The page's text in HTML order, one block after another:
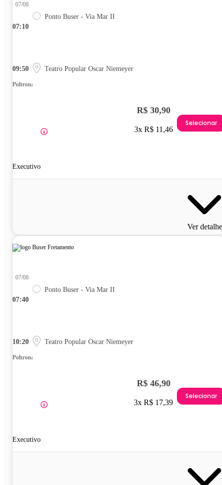
07:10
07/08
Ponto Buser - Via Mar II
09:50 Teatro Popular Oscar Niemeyer
Poltrona
Executivo
R$ 30,90
3x R$ 11,46
Selecionar
Ver
07:40
07/08
Ponto Buser - Via Mar II
10:20 Teatro Popular Oscar Niemeyer
Poltrona
Executivo
R$ 46,90
3x R$ 17,39
Selecionar